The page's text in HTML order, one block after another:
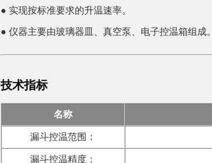
● 实现按标准要求的升温速率。
● 仪器主要由玻璃器皿、真空泵、电子控温箱组成。
技术指标
名称
漏斗控温范围：
漏斗控温精度：